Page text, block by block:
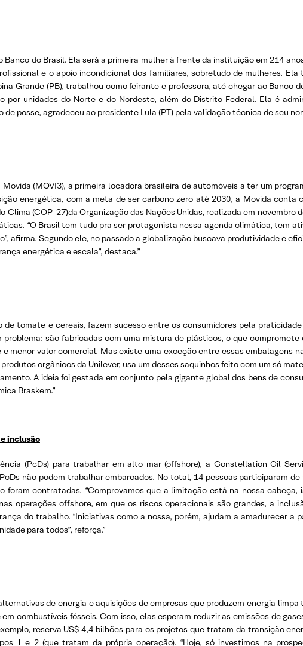
do Brasil. Ela será a primeira mulher à frente da instituição em 214
e o apoio incondicional dos familiares, sobretudo de mulheres. Ela
Grande (PB), trabalhou como feirante e professora, até chegar ao Banco
por unidades do Norte e do Nordeste, além do Distrito Federal. Ela é
posse, agradeceu ao presidente Lula (PT) pela validação técnica de seu
(MOVI3), a primeira locadora brasileira de automóveis a ter um
energética, com a meta de ser carbono zero até 2030, a Movida conta
(COP-27)da Organização das Nações Unidas, realizada em novembro
“O Brasil tem tudo pra ser protagonista nessa agenda climática, tem
afirma. Segundo ele, no passado a globalização buscava produtividade e
energética e escala”, destaca.”
tomate e cereais, fazem sucesso entre os consumidores pela
são fabricadas com uma mistura de plásticos, o que compromete
menor valor comercial. Mas existe uma exceção entre essas embalagens
orgânicos da Unilever, usa um desses saquinhos feito com um só
A ideia foi gestada em conjunto pela gigante global dos bens de
Braskem.”
inclusão
(PcDs) para trabalhar em alto mar (offshore), a Constellation Oil
não podem trabalhar embarcados. No total, 14 pessoas participaram
contratadas. “Comprovamos que a limitação está na nossa cabeça,
operações offshore, em que os riscos operacionais são grandes, a
do trabalho. “Iniciativas como a nossa, porém, ajudam a amadurecer a
para todos”, reforça.”
de energia e aquisições de empresas que produzem energia limpa
combustíveis fósseis. Com isso, elas esperam reduzir as emissões de
reserva US$ 4,4 bilhões para os projetos que tratam da transição
1 e 2 (que tratam da própria operação). “Hoje, só investimos na